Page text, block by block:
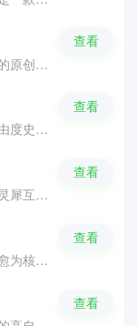
潮汐守望者手游是一款风靡欧美的原创魔幻塔防策略游戏，以恢弘写实的泰亚大陆为背景，构建出底蕴深厚的奇幻世界观。潮汐守望者游戏中玩家可以招募超三十个种族百余位个性英雄，通过精妙布阵和差异化培养与协同战术，层层揭开远古黑暗阴谋，最终击溃邪恶势力，亲手缔造独一无二的史诗传奇。
查看
零度曙光官方版是一款独创高自由度史诗级奇幻MMO手游，以自研3D物理引擎构建无边界的开放世界利斯塔尼亚大陆，支持从脸型发型到皮肤纹理等近百项角色深度定制。零度曙光融合了电影级声光特效与沉浸式魔幻场景，提供1对1竞技、30人团队混战及百人阵营对抗等多元战斗体验，并以强剧情驱动探索、创造与热血征战。
查看
三国志幻想大陆官方正版由广州灵犀互动娱乐有限公司正版研发，支持灵犀账号一键登录，提供最稳定流畅的体验，杜绝卡顿掉线，并独享官方专属活动。游戏以高颜值国创卡牌重塑三国幻想世界，打破历史束缚，全员无废卡皆可升无双，跨阵营羁绊自由搭配，集结曹操刘备等百位名将，开启沉浸式乱世争霸之旅。
查看
风之旅人安卓版是一款以温暖治愈为核心体验的休闲解谜冒险手游，结合了细腻叙事、沉浸音画与无言社交，带你步入古老神秘的旅程世界。风之旅人游戏中你化身孤独旅人穿越壮美废墟，在悠扬音乐陪伴下探索遗迹和邂逅同行者，感受宁静中的震撼与联结的力量，开启一段无需言语却直抵心灵的奇妙冒险。
查看
查看